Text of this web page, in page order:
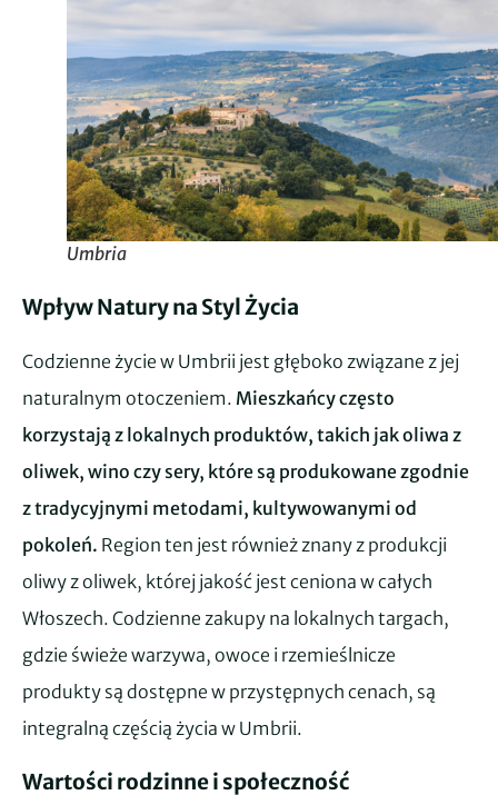
Umbria
Wpływ Natury na Styl Życia
Codzienne życie w Umbrii jest głęboko związane z jej
naturalnym otoczeniem. Mieszkańcy często
korzystają z lokalnych produktów, takich jak oliwa z
oliwek, wino czy sery, które są produkowane zgodnie
z tradycyjnymi metodami, kultywowanymi od
pokoleń. Region ten jest również znany z produkcji
oliwy z oliwek, której jakość jest ceniona w całych
Włoszech. Codzienne zakupy na lokalnych targach,
gdzie świeże warzywa, owoce i rzemieślnicze
produkty są dostępne w przystępnych cenach, są
integralną częścią życia w Umbrii.
Wartości rodzinne i społeczność